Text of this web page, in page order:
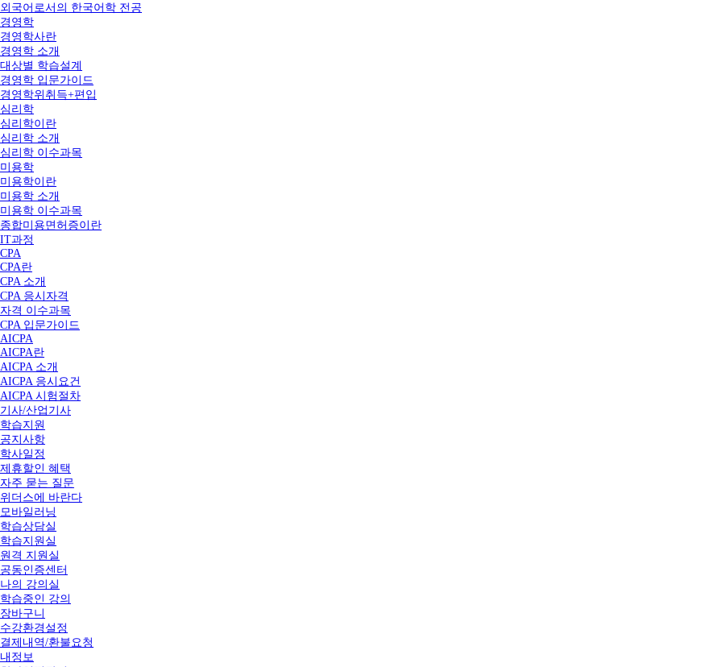
외국어로서의 한국어학 전공
경영학
경영학사란
경영학 소개
대상별 학습설계
경영학 입문가이드
경영학위취득+편입
심리학
심리학이란
심리학 소개
심리학 이수과목
미용학
미용학이란
미용학 소개
미용학 이수과목
종합미용면허증이란
IT과정
CPA
CPA란
CPA 소개
CPA 응시자격
자격 이수과목
CPA 입문가이드
AICPA
AICPA란
AICPA 소개
AICPA 응시요건
AICPA 시험절차
기사/산업기사
학습지원
공지사항
학사일정
제휴할인 혜택
자주 묻는 질문
위더스에 바란다
모바일러닝
학습상담실
학습지원실
원격 지원실
공동인증센터
나의 강의실
학습중인 강의
장바구니
수강환경설정
결제내역/환불요청
내정보